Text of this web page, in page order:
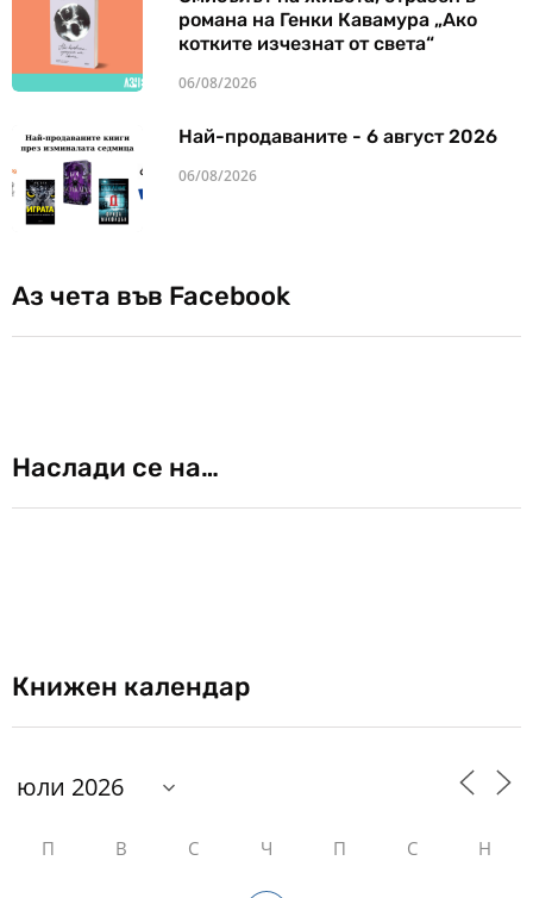
романа на Генки Кавамура „Ако
котките изчезнат от света“
06/08/2026
Най-продаваните - 6 август 2026
06/08/2026
Аз чета във Facebook
Наслади се на…
Книжен календар
П В С Ч П С Н